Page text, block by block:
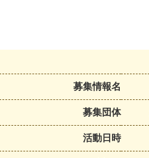
募集情報名
募集団体
活動日時